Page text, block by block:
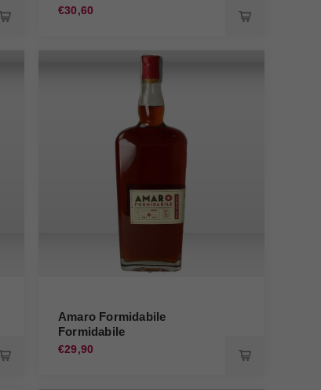
€30,60
Amaro Formidabile
Formidabile
€29,90